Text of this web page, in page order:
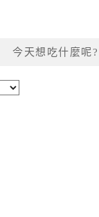
今天想吃什麼呢?